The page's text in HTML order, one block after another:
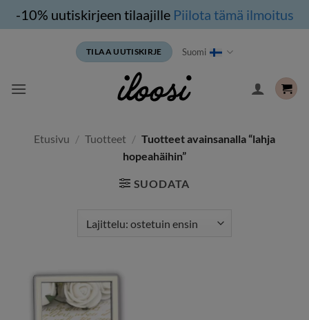
-10% uutiskirjeen tilaajille Piilota tämä ilmoitus
TILAA UUTISKIRJE Suomi
Etusivu / Tuotteet / Tuotteet avainsanalla “lahja
hopeahäihin”
SUODATA